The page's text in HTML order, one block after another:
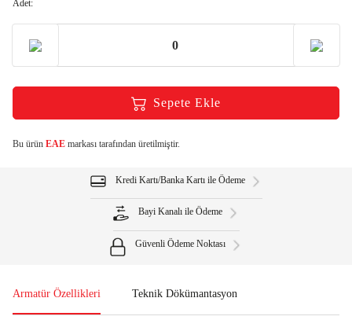
Adet:
Sepete Ekle
Bu ürün EAE markası tarafından üretilmiştir.
Kredi Kartı/Banka Kartı ile Ödeme
Bayi Kanalı ile Ödeme
Güvenli Ödeme Noktası
Armatür Özellikleri Teknik Dökümantasyon